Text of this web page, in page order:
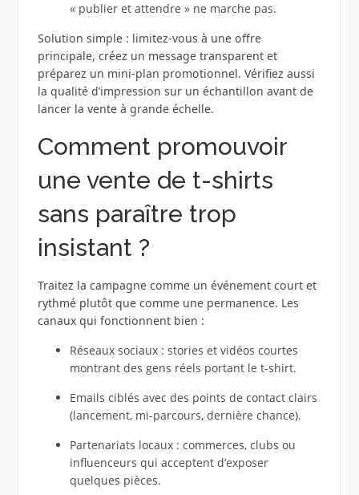
« publier et attendre » ne marche pas.
Solution simple : limitez-vous à une offre
principale, créez un message transparent et
préparez un mini-plan promotionnel. Vérifiez aussi
la qualité d’impression sur un échantillon avant de
lancer la vente à grande échelle.
Comment promouvoir
une vente de t-shirts
sans paraître trop
insistant ?
Traitez la campagne comme un événement court et
rythmé plutôt que comme une permanence. Les
canaux qui fonctionnent bien :
Réseaux sociaux : stories et vidéos courtes
montrant des gens réels portant le t-shirt.
Emails ciblés avec des points de contact clairs
(lancement, mi-parcours, dernière chance).
Partenariats locaux : commerces, clubs ou
influenceurs qui acceptent d’exposer
quelques pièces.